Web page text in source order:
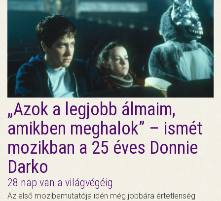
„Azok a legjobb álmaim,
amikben meghalok” – ismét
mozikban a 25 éves Donnie
Darko
28 nap van a világvégéig
Az első mozibemutatója idén még jobbára értetlenség